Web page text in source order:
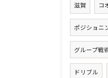
滋賀 コ
ポジショニ
グループ戦
ドリブル